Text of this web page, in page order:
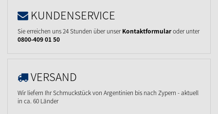
KUNDENSERVICE
Sie erreichen uns 24 Stunden über unserKontaktformularoder unter
0800-409 01 50
VERSAND
Wir liefern Ihr Schmuckstück von Argentinien bis nach Zypern - aktuell
in ca. 60 Länder